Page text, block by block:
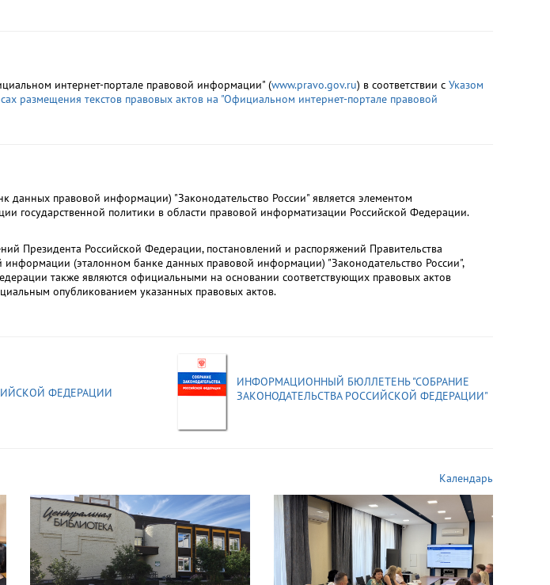
интернет-портале правовой информации" (www.pravo.gov.ru) в соответствии с Указом
размещения текстов правовых актов на "Официальном интернет-портале правовой
правовой информации) "Законодательство России" является элементом
государственной политики в области правовой информатизации Российской Федерации.
Президента Российской Федерации, постановлений и распоряжений Правительства
(эталонном банке данных правовой информации) "Законодательство России",
также являются официальными на основании соответствующих правовых актов
опубликованием указанных правовых актов.
ФЕДЕРАЦИИ
ИНФОРМАЦИОННЫЙ БЮЛЛЕТЕНЬ "СОБРАНИЕ
ЗАКОНОДАТЕЛЬСТВА РОССИЙСКОЙ ФЕДЕРАЦИИ"
Календарь